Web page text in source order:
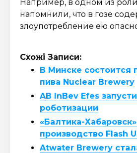
Например, в одном из
напомнили, что в гозе
злоупотребление ею
Схожі Записи:
В Минске состоится
пива Nuclear Brewery
AB InBev Efes
роботизации
«Балтика-
производство Flash
Atwater Brewery